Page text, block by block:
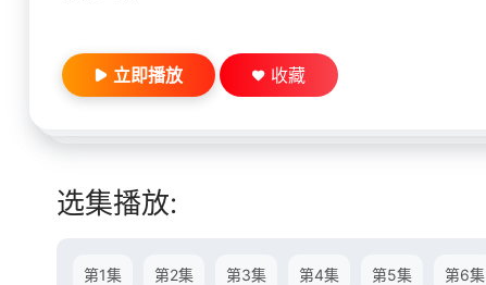
立即播放 收藏
选集播放:
第1集 第2集 第3集 第4集 第5集 第6集